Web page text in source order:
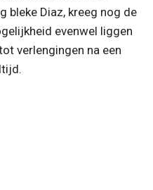
bleke Diaz, kreeg nog de
evenwel liggen
verlengingen na een